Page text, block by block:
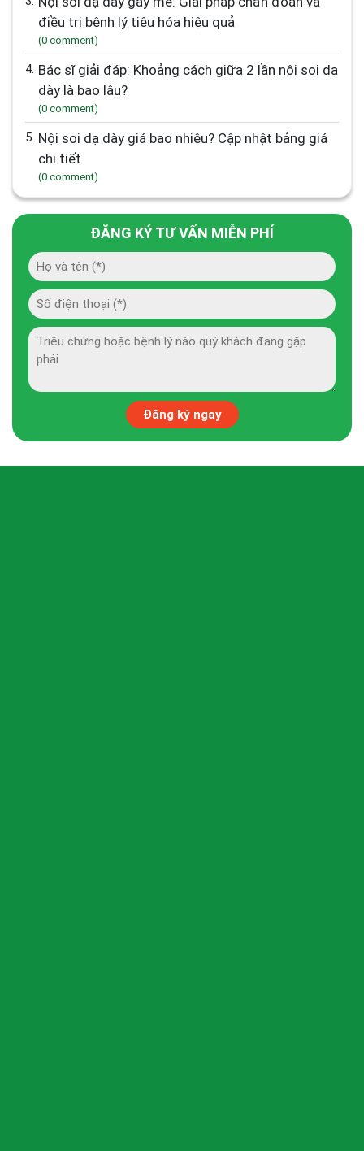
điều trị bệnh lý tiêu hóa hiệu quả
(0 comment)
4. Bác sĩ giải đáp: Khoảng cách giữa 2 lần nội soi dạ
dày là bao lâu?
(0 comment)
5. Nội soi dạ dày giá bao nhiêu? Cập nhật bảng giá
chi tiết
(0 comment)
ĐĂNG KÝ TƯ VẤN MIỄN PHÍ